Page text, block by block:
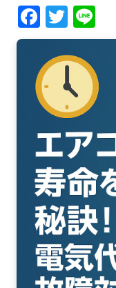
F
ac
e
b
o
ok
T
wi
tt
er